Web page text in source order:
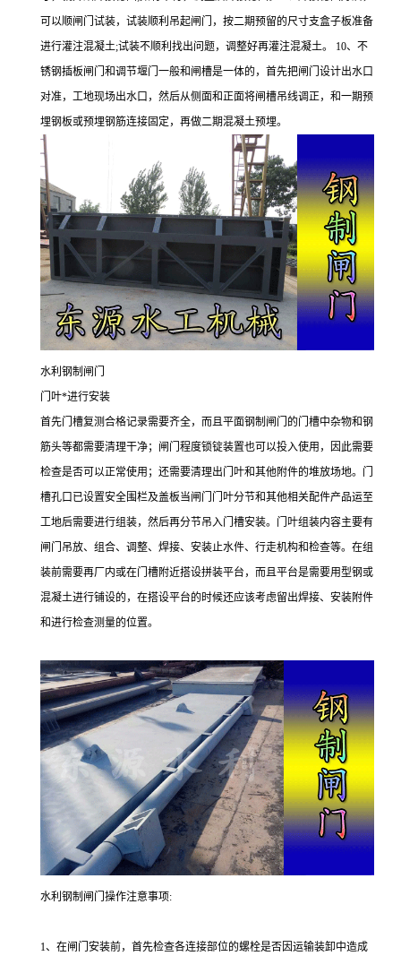
可以顺闸门试装，试装顺利吊起闸门，按二期预留的尺寸支盒子板准备
进行灌注混凝土;试装不顺利找出问题，调整好再灌注混凝土。 10、不
锈钢插板闸门和调节堰门一般和闸槽是一体的，首先把闸门设计出水口
对准，工地现场出水口，然后从侧面和正面将闸槽吊线调正，和一期预
埋钢板或预埋钢筋连接固定，再做二期混凝土预埋。
水利钢制闸门
门叶*进行安装
首先门槽复测合格记录需要齐全，而且平面钢制闸门的门槽中杂物和钢
筋头等都需要清理干净；闸门程度锁锭装置也可以投入使用，因此需要
检查是否可以正常使用；还需要清理出门叶和其他附件的堆放场地。门
槽孔口已设置安全围栏及盖板当闸门门叶分节和其他相关配件产品运至
工地后需要进行组装，然后再分节吊入门槽安装。门叶组装内容主要有
闸门吊放、组合、调整、焊接、安装止水件、行走机构和检查等。在组
装前需要再厂内或在门槽附近搭设拼装平台，而且平台是需要用型钢或
混凝土进行铺设的，在搭设平台的时候还应该考虑留出焊接、安装附件
和进行检查测量的位置。
水利钢制闸门操作注意事项:
1、在闸门安装前，首先检查各连接部位的螺栓是否因运输装卸中造成